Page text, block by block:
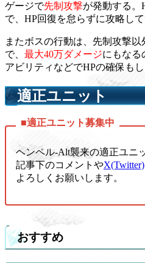
ゲージで先制攻撃が発動する。
で、HP回復を怠らずに攻略して
またボスの行動は、先制攻撃
で、 最大40万ダメージにもなる
アビリティなどでHPの確保もし
適正ユニット
ヘンペル-Alt襲来の適正ユニ
記事下のコメントやX(Twitter)
よろしくお願いします。
おすすめ